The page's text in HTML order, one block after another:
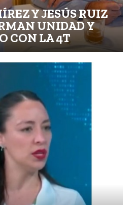
Y JESÚS RUIZ
UNIDAD Y
CON LA 4T